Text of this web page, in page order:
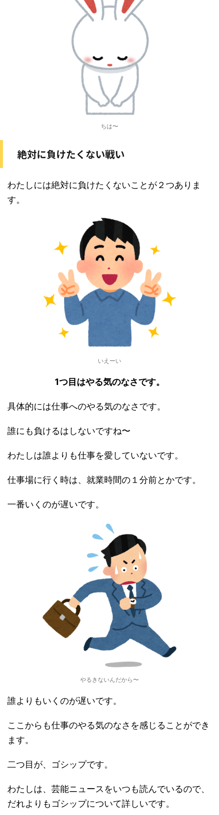
ちは〜
絶対に負けたくない戦い
わたしには絶対に負けたくないことが２つありま
す。
いえーい
1つ目はやる気のなさです。
具体的には仕事へのやる気のなさです。
誰にも負けるはしないですね〜
わたしは誰よりも仕事を愛していないです。
仕事場に行く時は、就業時間の１分前とかです。
一番いくのが遅いです。
やるきないんだから〜
誰よりもいくのが遅いです。
ここからも仕事のやる気のなさを感じることができ
ます。
二つ目が、ゴシップです。
わたしは、芸能ニュースをいつも読んでいるので、
だれよりもゴシップについて詳しいです。